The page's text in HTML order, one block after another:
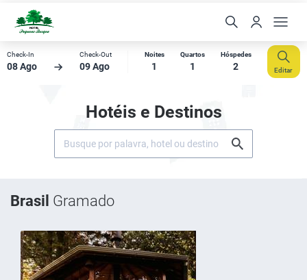
Check-In
08 Ago
Check-Out
09 Ago
Noites
1
Quartos
1
Hóspedes
2 Editar
Hotéis e Destinos
Brasil Gramado